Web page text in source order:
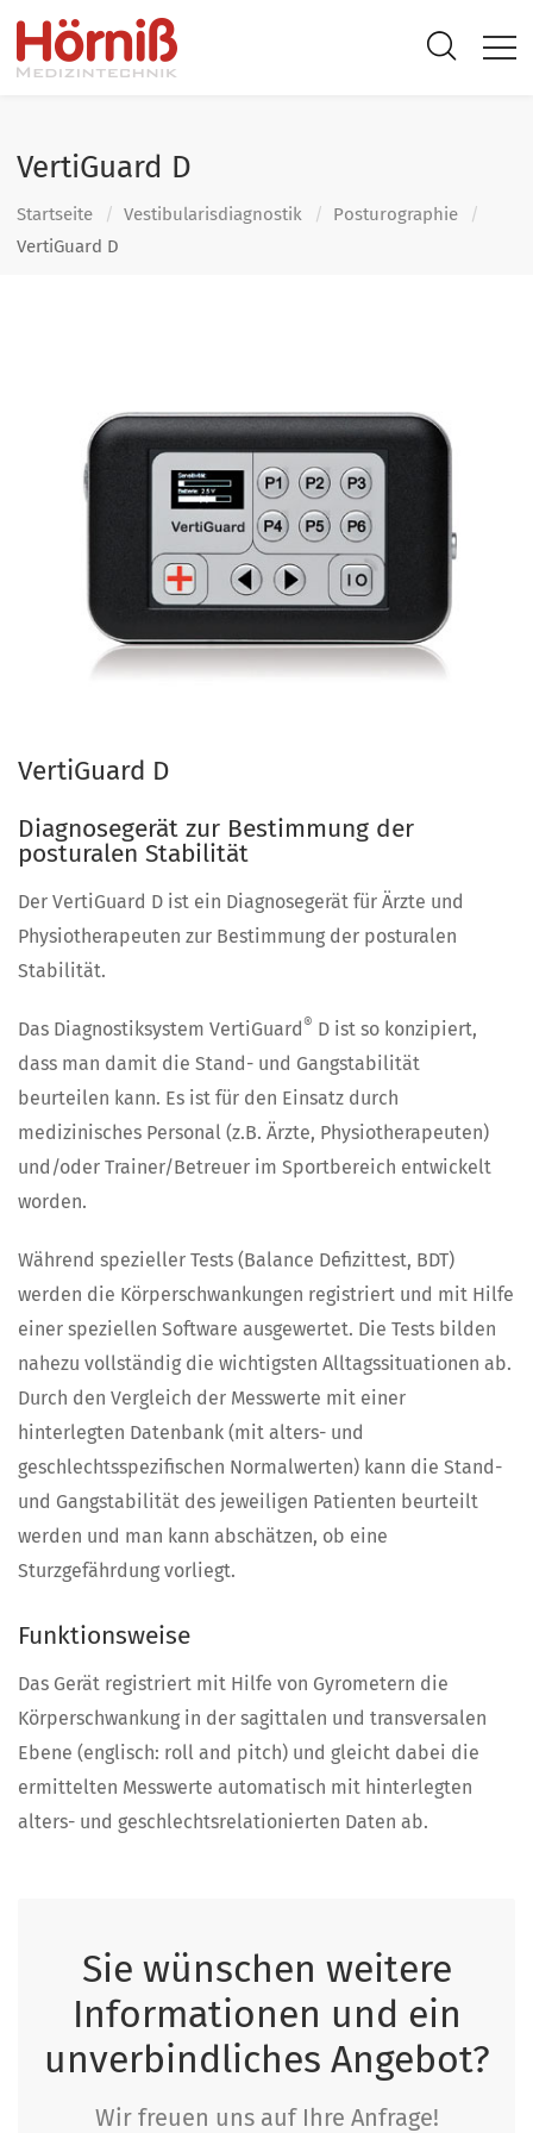
VertiGuard D
Startseite Vestibularis­diagnostik
Posturographie
VertiGuard D
VertiGuard D
Diagnosegerät zur Bestimmung der
posturalen Stabilität
Der VertiGuard D ist ein Diagnosegerät für Ärzte und
Physiotherapeuten zur Bestimmung der posturalen
Stabilität.
Das Diagnostiksystem VertiGuard® D ist so konzipiert,
dass man damit die Stand- und Gangstabilität
beurteilen kann. Es ist für den Einsatz durch
medizinisches Personal (z.B. Ärzte, Physiotherapeuten)
und/oder Trainer/Betreuer im Sportbereich entwickelt
worden.
Während spezieller Tests (Balance Defizittest, BDT)
werden die Körperschwankungen registriert und mit Hilfe
einer speziellen Software ausgewertet. Die Tests bilden
nahezu vollständig die wichtigsten Alltagssituationen ab.
Durch den Vergleich der Messwerte mit einer
hinterlegten Datenbank (mit alters- und
geschlechtsspezifischen Normalwerten) kann die Stand-
und Gangstabilität des jeweiligen Patienten beurteilt
werden und man kann abschätzen, ob eine
Sturzgefährdung vorliegt.
Funktionsweise
Das Gerät registriert mit Hilfe von Gyrometern die
Körperschwankung in der sagittalen und transversalen
Ebene (englisch: roll and pitch) und gleicht dabei die
ermittelten Messwerte automatisch mit hinterlegten
alters- und geschlechtsrelationierten Daten ab.
Sie wünschen weitere
Informationen und ein
unverbindliches Angebot?
Wir freuen uns auf Ihre Anfrage!